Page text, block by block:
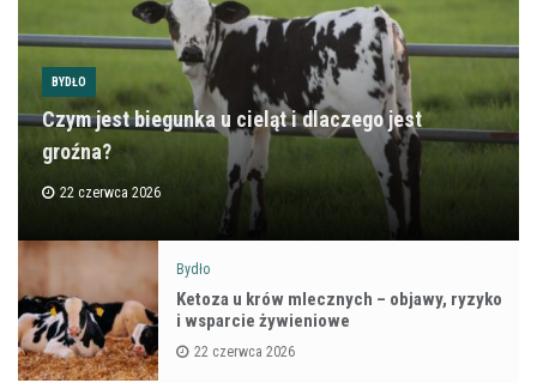
BYDŁO
Czym jest biegunka u cieląt i dlaczego jest
groźna?
22 czerwca 2026
Bydło
Ketoza u krów mlecznych – objawy, ryzyko
i wsparcie żywieniowe
22 czerwca 2026